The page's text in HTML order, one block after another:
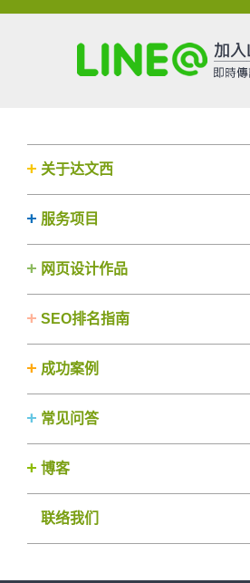
关于达文西
服务项目
网页设计作品
SEO排名指南
成功案例
常见问答
博客
联络我们